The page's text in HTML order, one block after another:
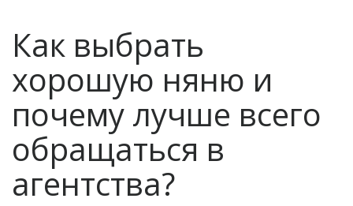
Как выбрать
хорошую няню и
почему лучше всего
обращаться в
агентства?